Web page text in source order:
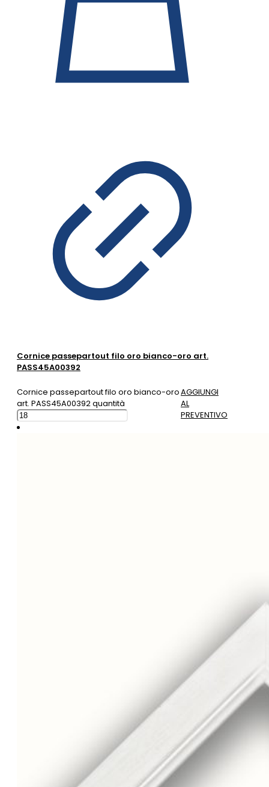
Cornice passepartout filo oro bianco-oro art.
PASS45A00392
Cornice passepartout filo oro bianco-oro
art. PASS45A00392 quantità
AGGIUNGI
AL
PREVENTIVO